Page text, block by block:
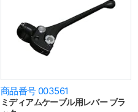
商品番号 003561
ミディアムケーブル用レバー ブラ